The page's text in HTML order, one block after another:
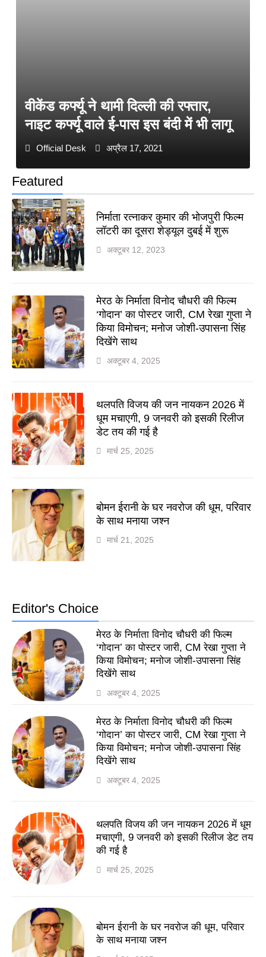
Featured
निर्माता रत्नाकर कुमार की भोजपुरी फिल्म
लॉटरी का दूसरा शेड्यूल दुबई में शुरू
अक्टूबर 12, 2023
मेरठ के निर्माता विनोद चौधरी की फिल्म
‘गोदान’ का पोस्टर जारी, CM रेखा गुप्ता ने
किया विमोचन; मनोज जोशी-उपासना सिंह
दिखेंगे साथ
अक्टूबर 4, 2025
थलपति विजय की जन नायकन 2026 में
धूम मचाएगी, 9 जनवरी को इसकी रिलीज
डेट तय की गई है
मार्च 25, 2025
बोमन ईरानी के घर नवरोज की धूम, परिवार
के साथ मनाया जश्न
मार्च 21, 2025
वीकेंड कर्फ्यू ने थामी दिल्ली की रफ्तार,
नाइट कर्फ्यू वाले ई-पास इस बंदी में भी लागू
Official Desk अप्रैल 17, 2021
Editor's Choice
मेरठ के निर्माता विनोद चौधरी की फिल्म
‘गोदान’ का पोस्टर जारी, CM रेखा गुप्ता ने
किया विमोचन; मनोज जोशी-उपासना सिंह
दिखेंगे साथ
अक्टूबर 4, 2025
मेरठ के निर्माता विनोद चौधरी की फिल्म
‘गोदान’ का पोस्टर जारी, CM रेखा गुप्ता ने
किया विमोचन; मनोज जोशी-उपासना सिंह
दिखेंगे साथ
अक्टूबर 4, 2025
थलपति विजय की जन नायकन 2026 में धूम
मचाएगी, 9 जनवरी को इसकी रिलीज डेट तय
की गई है
मार्च 25, 2025
बोमन ईरानी के घर नवरोज की धूम, परिवार
के साथ मनाया जश्न